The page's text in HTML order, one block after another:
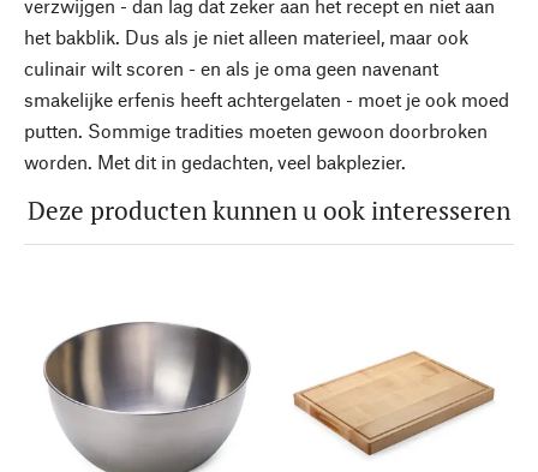
verzwijgen - dan lag dat zeker aan het recept en niet aan
het bakblik. Dus als je niet alleen materieel, maar ook
culinair wilt scoren - en als je oma geen navenant
smakelijke erfenis heeft achtergelaten - moet je ook moed
putten. Sommige tradities moeten gewoon doorbroken
worden. Met dit in gedachten, veel bakplezier.
Deze producten kunnen u ook interesseren